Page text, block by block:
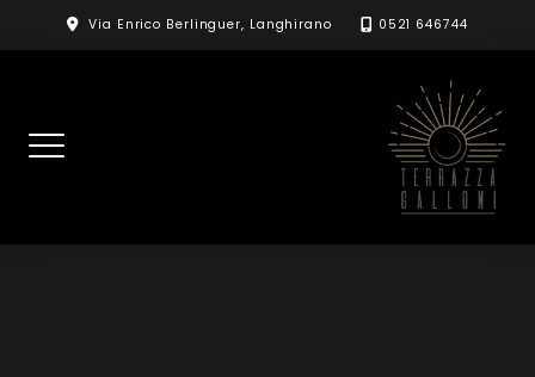
to
Via Enrico Berlinguer, Langhirano 0521 646744